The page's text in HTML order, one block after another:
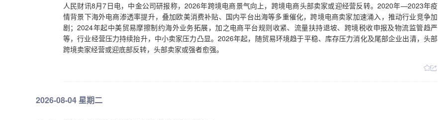
人民财讯8月7日电，中金公司研报称，2026年跨境电商景气向上，跨境电商头部卖家或迎经营反转。2020年—2023年疫
情背景下海外电商渗透率提升，叠加欧美消费补贴、国内平台出海等多重催化，跨境电商卖家加速涌入，推动行业竞争加
剧；2024年起中美贸易摩擦制约海外业务拓展，加之电商平台规则收紧、流量扶持退坡、跨境税收申报及物流监管趋严
等，行业经营压力持续抬升，中小卖家压力凸显。2026年起，随贸易环境趋于平稳、库存压力消化及尾部企业出清，头部
跨境卖家经营或迎底部反转，头部卖家或强者愈强。
2026-08-04 星期二